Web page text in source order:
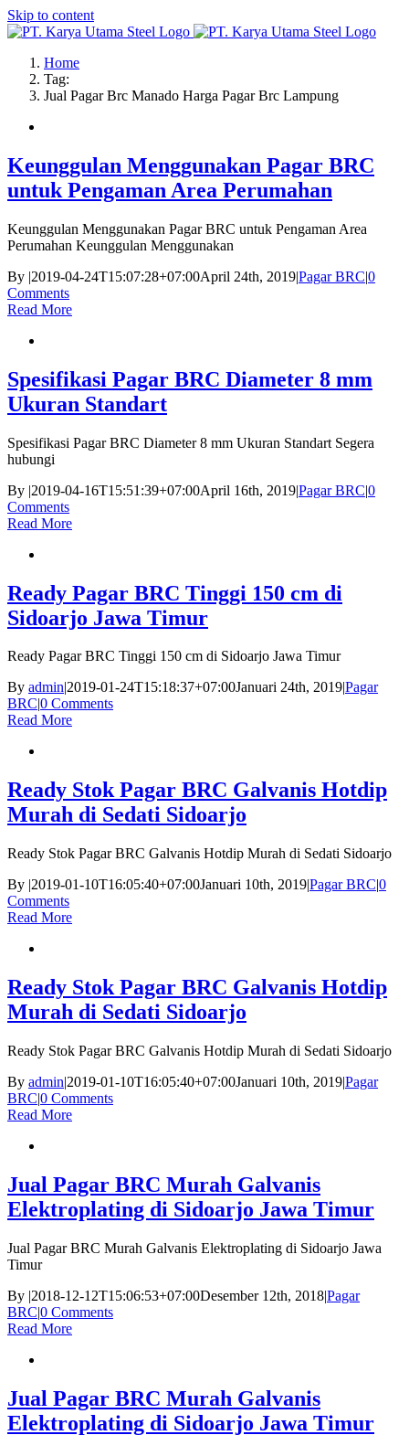
Skip to content
Home
Tag:
Jual Pagar Brc Manado Harga Pagar Brc Lampung
Keunggulan Menggunakan Pagar BRC
untuk Pengaman Area Perumahan
Keunggulan Menggunakan Pagar BRC untuk Pengaman Area
Perumahan Keunggulan Menggunakan
By |2019-04-24T15:07:28+07:00April 24th, 2019|Pagar BRC|0
Comments
Read More
Spesifikasi Pagar BRC Diameter 8 mm
Ukuran Standart
Spesifikasi Pagar BRC Diameter 8 mm Ukuran Standart Segera
hubungi
By |2019-04-16T15:51:39+07:00April 16th, 2019|Pagar BRC|0
Comments
Read More
Ready Pagar BRC Tinggi 150 cm di
Sidoarjo Jawa Timur
Ready Pagar BRC Tinggi 150 cm di Sidoarjo Jawa Timur
By admin|2019-01-24T15:18:37+07:00Januari 24th, 2019|Pagar
BRC|0 Comments
Read More
Ready Stok Pagar BRC Galvanis Hotdip
Murah di Sedati Sidoarjo
Ready Stok Pagar BRC Galvanis Hotdip Murah di Sedati Sidoarjo
By |2019-01-10T16:05:40+07:00Januari 10th, 2019|Pagar BRC|0
Comments
Read More
Ready Stok Pagar BRC Galvanis Hotdip
Murah di Sedati Sidoarjo
Ready Stok Pagar BRC Galvanis Hotdip Murah di Sedati Sidoarjo
By admin|2019-01-10T16:05:40+07:00Januari 10th, 2019|Pagar
BRC|0 Comments
Read More
Jual Pagar BRC Murah Galvanis
Elektroplating di Sidoarjo Jawa Timur
Jual Pagar BRC Murah Galvanis Elektroplating di Sidoarjo Jawa
Timur
By |2018-12-12T15:06:53+07:00Desember 12th, 2018|Pagar
BRC|0 Comments
Read More
Jual Pagar BRC Murah Galvanis
Elektroplating di Sidoarjo Jawa Timur